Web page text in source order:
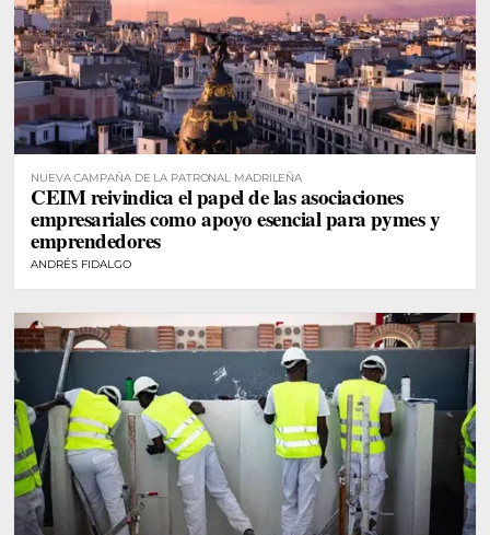
NUEVA CAMPAÑA DE LA PATRONAL MADRILEÑA
CEIM reivindica el papel de las asociaciones
empresariales como apoyo esencial para pymes y
emprendedores
ANDRÉS FIDALGO